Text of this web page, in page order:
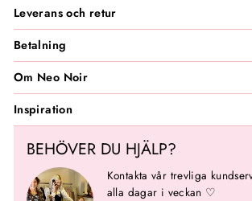
Leverans och retur
Betalning
Om Neo Noir
Inspiration
BEHÖVER DU HJÄLP?
Kontakta vår trevliga
alla dagar i veckan ♡